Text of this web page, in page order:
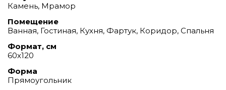
Камень, Мрамор
Помещение
Ванная, Гостиная, Кухня, Фартук, Коридор, Спальня
Формат, см
60х120
Форма
Прямоугольник